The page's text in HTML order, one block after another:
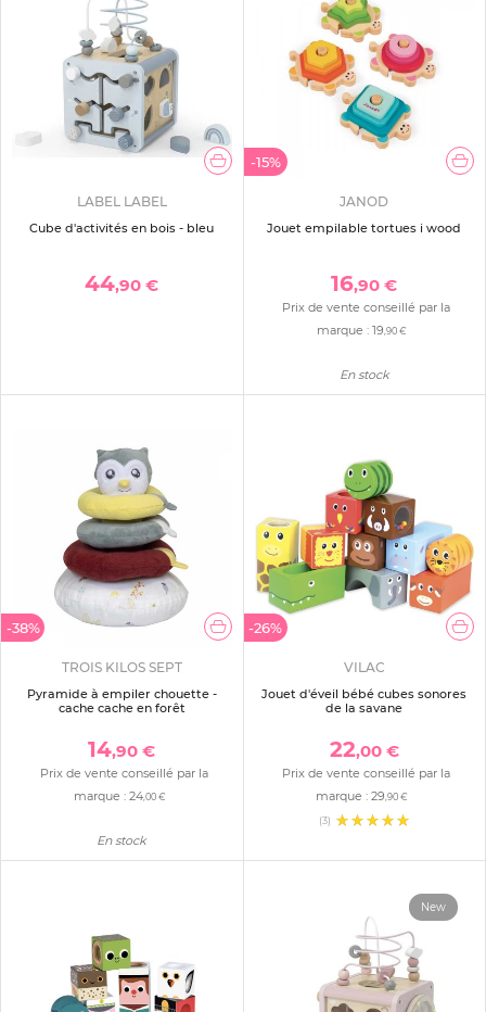
LABEL LABEL
Cube d'activités en bois - bleu
44,90 €
-15%
JANOD
Jouet empilable tortues i wood
16,90 €
Prix de vente conseillé par la
marque :19 ,90 €
En stock
-38%
TROIS KILOS SEPT
Pyramide à empiler chouette -
cache cache en forêt
14,90 €
Prix de vente conseillé par la
marque : 24,00 €
En stock
-26%
VILAC
Jouet d'éveil bébé cubes sonores
de la savane
22,00 €
Prix de vente conseillé par la
marque :29 ,90 €
(3)
New